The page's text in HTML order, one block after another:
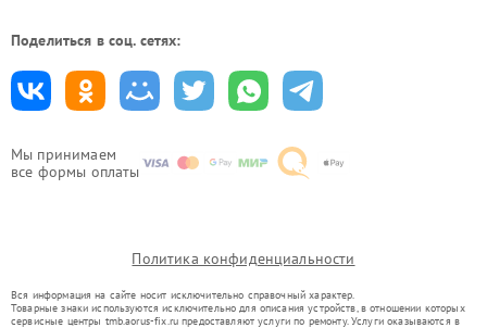
Мы принимаем
все формы оплаты
Поделиться в соц. сетях:
Политика конфиденциальности
Вся информация на сайте носит исключительно справочный характер.
Товарные знаки используются исключительно для описания устройств, в отношении которых
сервисные центры tmb.aorus-fix.ru предоставляют услуги по ремонту. Услуги оказываются в